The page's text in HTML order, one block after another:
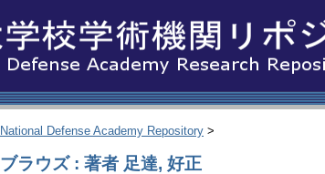
National Defense Academy Repository >
ブラウズ : 著者 足達, 好正